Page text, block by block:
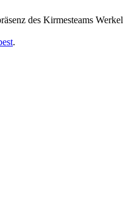
des Kirmesteams Werkel
.